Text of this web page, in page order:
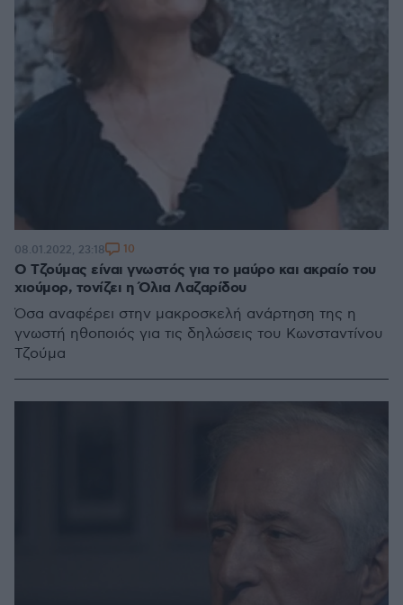
Ο Τζούμας είναι γνωστός για το μαύρο και ακραίο του
χιούμορ, τονίζει η Όλια Λαζαρίδου
Όσα αναφέρει στην μακροσκελή ανάρτηση της η
γνωστή ηθοποιός για τις δηλώσεις του Κωνσταντίνου
Τζούμα
08.01.2022, 23:18 10